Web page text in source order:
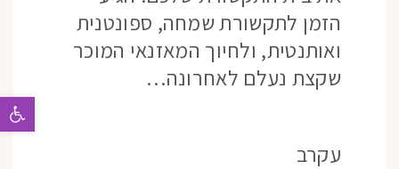
הזמן לתקשורת שמחה, ספונטנית
ואותנטית, ולחיוך המאזנאי המוכר
שקצת נעלם לאחרונה…
עקרב